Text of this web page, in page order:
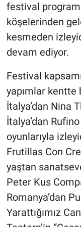
festival
köşelerinden
kesmeden
devam ediyor.
Festival
yapımlar kentte
İtalya’dan Nina
İtalya’dan
oyunlarıyla
Frutillas Con
yaştan
Peter Kus
Romanya’dan
Yarattığımız